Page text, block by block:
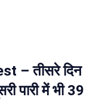
– तीसरे दिन
पारी में भी 39